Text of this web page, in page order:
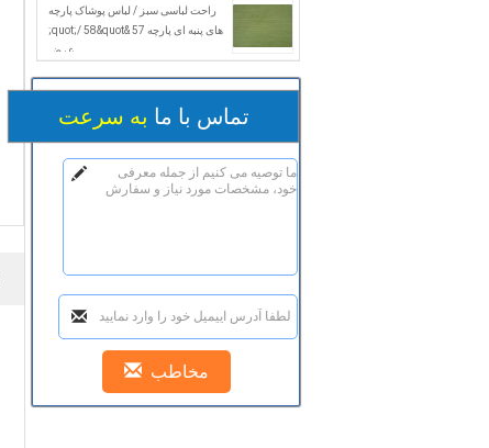
راحت لباسی سبز / لباس پوشاک پارچه
های پنبه ای پارچه 57 &quot;/ 58&quot;
عرض
تماس با ما به سرعت